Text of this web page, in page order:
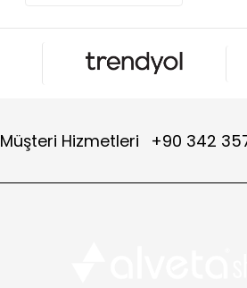
Müşteri Hizmetleri +90 342